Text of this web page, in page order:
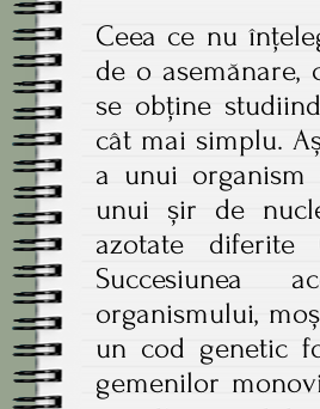
Ceea ce nu
de o
se obține
cât mai simplu.
a unui
unui șir de
azotate diferite
Succesiunea
organismului,
un cod genetic
gemenilor